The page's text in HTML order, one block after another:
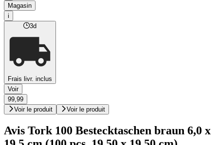
Magasin
i
3d
Frais livr. inclus
Voir
99,99
Voir le produit
Voir le produit
Avis Tork 100 Bestecktaschen braun 6,0 x